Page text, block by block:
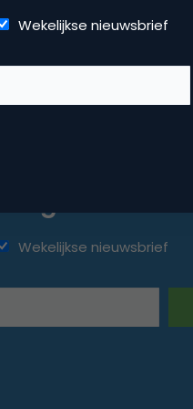
Wekelijkse nieuwsbrief
Wekelijkse nieuwsbrief